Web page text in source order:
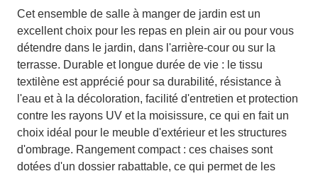
Cet ensemble de salle à manger de jardin est un
excellent choix pour les repas en plein air ou pour vous
détendre dans le jardin, dans l'arrière-cour ou sur la
terrasse. Durable et longue durée de vie : le tissu
textilène est apprécié pour sa durabilité, résistance à
l'eau et à la décoloration, facilité d'entretien et protection
contre les rayons UV et la moisissure, ce qui en fait un
choix idéal pour le meuble d'extérieur et les structures
d'ombrage. Rangement compact : ces chaises sont
dotées d'un dossier rabattable, ce qui permet de les